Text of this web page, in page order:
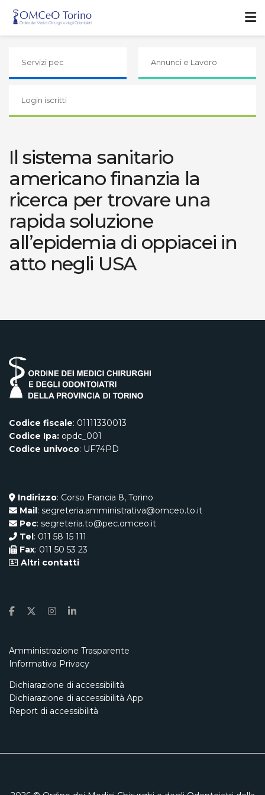
Servizi pec Annunci e Lavoro
Login iscritti
Il sistema sanitario
americano finanzia la
ricerca per trovare una
rapida soluzione
all’epidemia di oppiacei in
atto negli USA
Codice fiscale: 01111330013
Codice Ipa: opdc_001
Codice univoco: UF74PD
Indirizzo: Corso Francia 8, Torino
Mail: segreteria.amministrativa@omceo.to.it
Pec: segreteria.to@pec.omceo.it
Tel: 011 58 15 111
Fax: 011 50 53 23
Altri contatti
Amministrazione Trasparente
Informativa Privacy
Dichiarazione di accessibilità
Dichiarazione di accessibilità App
Report di accessibilità